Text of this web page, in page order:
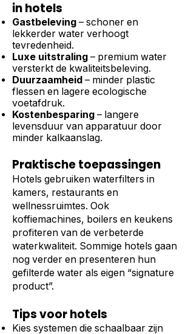
in hotels
Gastbeleving – schoner en
lekkerder water verhoogt
tevredenheid.
Luxe uitstraling – premium water
versterkt de kwaliteitsbeleving.
Duurzaamheid – minder plastic
flessen en lagere ecologische
voetafdruk.
Kostenbesparing – langere
levensduur van apparatuur door
minder kalkaanslag.
Praktische toepassingen
Hotels gebruiken waterfilters in
kamers, restaurants en
wellnessruimtes. Ook
koffiemachines, boilers en keukens
profiteren van de verbeterde
waterkwaliteit. Sommige hotels gaan
nog verder en presenteren hun
gefilterde water als eigen “signature
product”.
Tips voor hotels
Kies systemen die schaalbaar zijn